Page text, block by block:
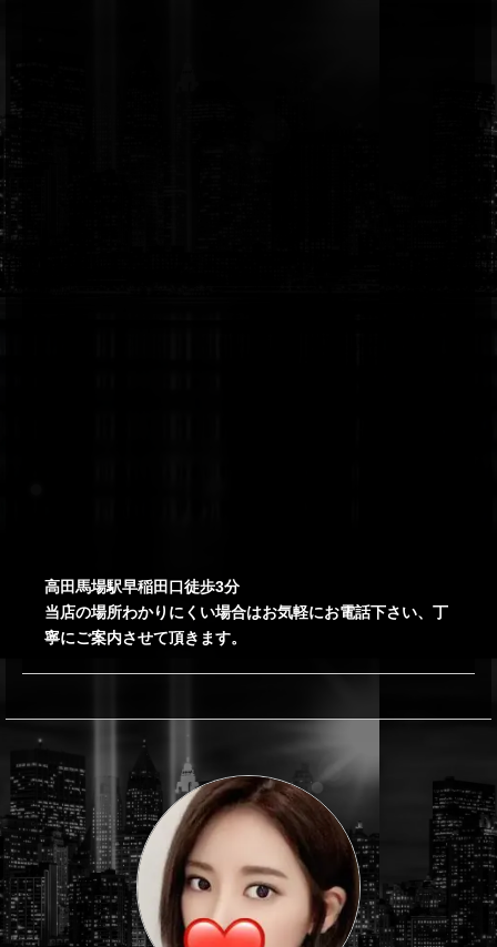
高田馬場駅早稲田口徒歩3分
当店の場所わかりにくい場合はお気軽にお電話下さい、丁
寧にご案内させて頂きます。